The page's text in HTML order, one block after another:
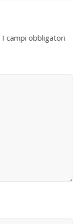
I campi obbligatori